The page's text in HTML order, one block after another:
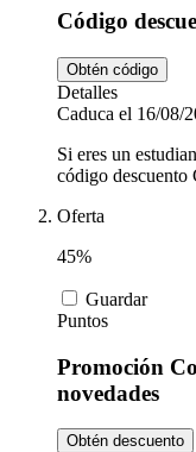
Salud y
Código
Obtén código
Detalles
Caduca el 16/08/
Si eres un
código descuento
Oferta
45%
Guardar
Puntos
Promoción
novedades
Obtén descuento